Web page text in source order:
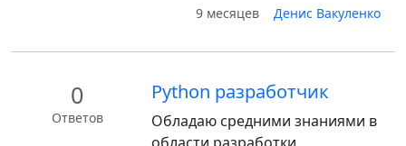
9 месяцев
Денис Вакуленко
0
Ответов
Python разработчик
Обладаю средними знаниями в